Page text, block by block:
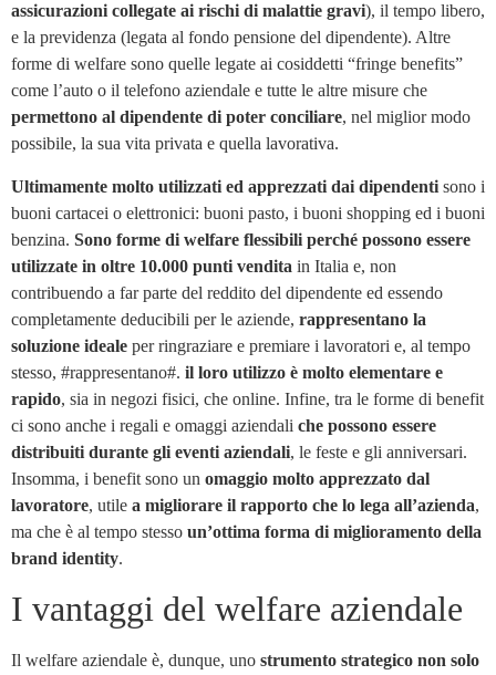
assicurazioni collegate ai rischi di malattie gravi), il tempo libero,
e la previdenza (legata al fondo pensione del dipendente). Altre
forme di welfare sono quelle legate ai cosiddetti “fringe benefits”
come l’auto o il telefono aziendale e tutte le altre misure che
permettono al dipendente di poter conciliare, nel miglior modo
possibile, la sua vita privata e quella lavorativa.
Ultimamente molto utilizzati ed apprezzati dai dipendenti sono i
buoni cartacei o elettronici: buoni pasto, i buoni shopping ed i buoni
benzina. Sono forme di welfare flessibili perché possono essere
utilizzate in oltre 10.000 punti vendita in Italia e, non
contribuendo a far parte del reddito del dipendente ed essendo
completamente deducibili per le aziende, rappresentano la
soluzione ideale per ringraziare e premiare i lavoratori e, al tempo
stesso, #rappresentano#. il loro utilizzo è molto elementare e
rapido, sia in negozi fisici, che online. Infine, tra le forme di benefit
ci sono anche i regali e omaggi aziendali che possono essere
distribuiti durante gli eventi aziendali, le feste e gli anniversari.
Insomma, i benefit sono un omaggio molto apprezzato dal
lavoratore, utile a migliorare il rapporto che lo lega all’azienda,
ma che è al tempo stesso un’ottima forma di miglioramento della
brand identity.
I vantaggi del welfare aziendale
Il welfare aziendale è, dunque, uno strumento strategico non solo